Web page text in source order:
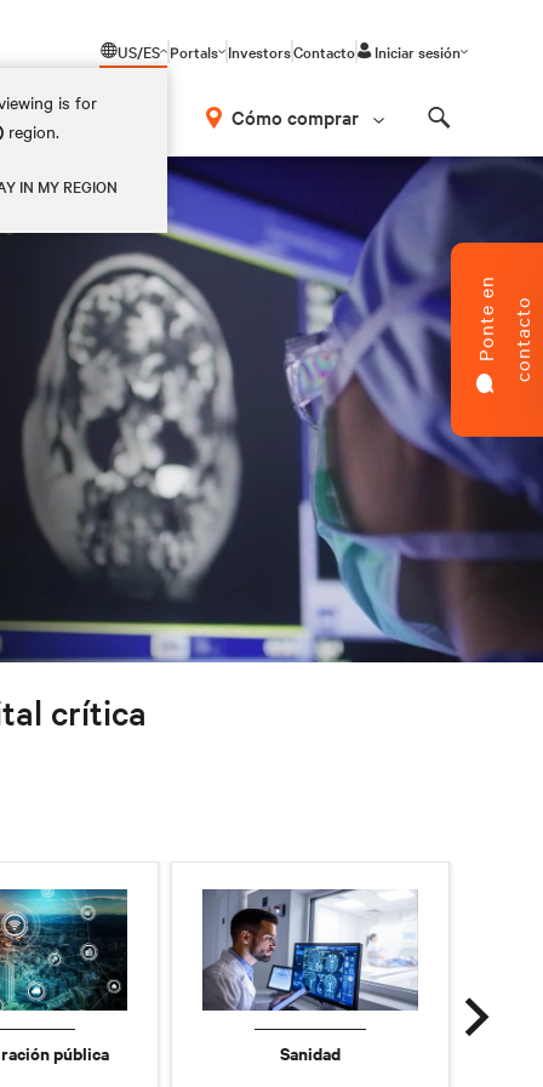
US/ES
is for
region.
IN MY REGION
Portals InvestorsContacto Iniciar sesión
Cómo comprar
P
o
n
t
e
e
n
c
o
n
t
a
c
t o
crítica
pública Sanidad